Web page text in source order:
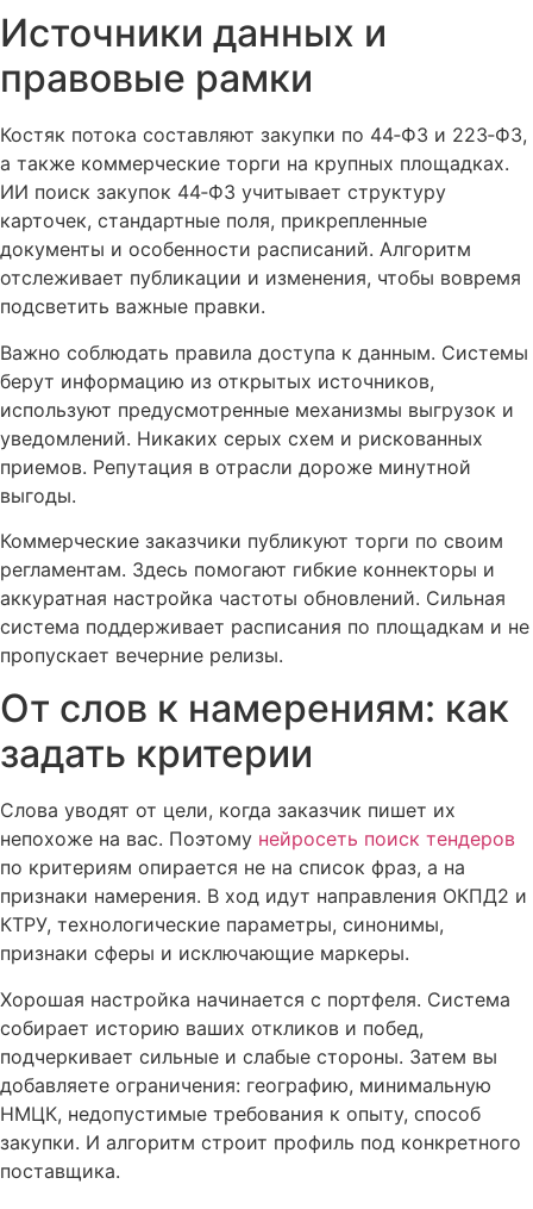
Источники данных и
правовые рамки
Костяк потока составляют закупки по 44‑ФЗ и 223‑ФЗ,
а также коммерческие торги на крупных площадках.
ИИ поиск закупок 44‑ФЗ учитывает структуру
карточек, стандартные поля, прикрепленные
документы и особенности расписаний. Алгоритм
отслеживает публикации и изменения, чтобы вовремя
подсветить важные правки.
Важно соблюдать правила доступа к данным. Системы
берут информацию из открытых источников,
используют предусмотренные механизмы выгрузок и
уведомлений. Никаких серых схем и рискованных
приемов. Репутация в отрасли дороже минутной
выгоды.
Коммерческие заказчики публикуют торги по своим
регламентам. Здесь помогают гибкие коннекторы и
аккуратная настройка частоты обновлений. Сильная
система поддерживает расписания по площадкам и не
пропускает вечерние релизы.
От слов к намерениям: как
задать критерии
Слова уводят от цели, когда заказчик пишет их
непохоже на вас. Поэтому нейросеть поиск тендеров
по критериям опирается не на список фраз, а на
признаки намерения. В ход идут направления ОКПД2 и
КТРУ, технологические параметры, синонимы,
признаки сферы и исключающие маркеры.
Хорошая настройка начинается с портфеля. Система
собирает историю ваших откликов и побед,
подчеркивает сильные и слабые стороны. Затем вы
добавляете ограничения: географию, минимальную
НМЦК, недопустимые требования к опыту, способ
закупки. И алгоритм строит профиль под конкретного
поставщика.